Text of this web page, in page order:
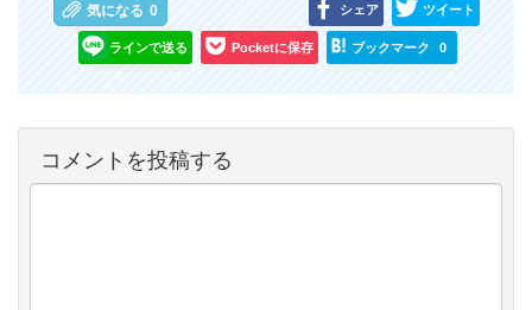
気になる 0 シェア ツイート
ラインで送る Pocketに保存 ブックマーク 0
コメントを投稿する